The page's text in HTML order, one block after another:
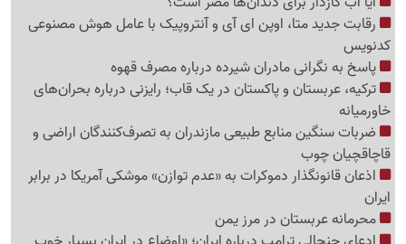
رقابت جدید متا، اوپن ای آی و آنتروپیک با عامل هوش مصنوعی
کدنویس
پاسخ به نگرانی مادران شیرده درباره مصرف قهوه
ترکیه، عربستان و پاکستان در یک قاب؛ رایزنی درباره بحران‌های
خاورمیانه
ضربات سنگین منابع طبیعی مازندران به تصرف‌کنندگان اراضی و
قاچاقچیان چوب
اذعان قانونگذار دموکرات به «عدم توازن» موشکی آمریکا در برابر
ایران
محرمانه عربستان در مرز یمن